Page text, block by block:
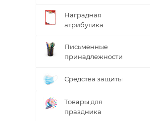
Наградная
атрибутика
Письменные
принадлежности
Средства защиты
Товары для
праздника